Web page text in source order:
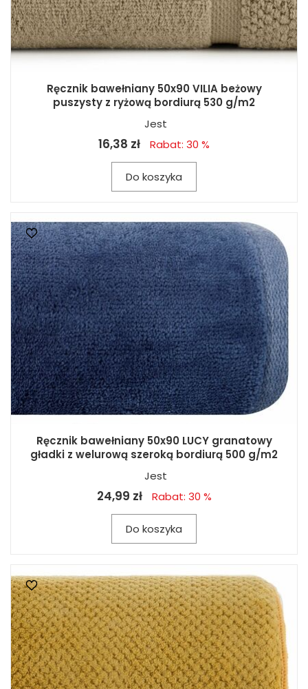
Ręcznik bawełniany 50x90 VILIA beżowy
puszysty z ryżową bordiurą 530 g/m2
Jest
16,38 zł Rabat: 30 %
Do koszyka
Ręcznik bawełniany 50x90 LUCY granatowy
gładki z welurową szeroką bordiurą 500 g/m2
Jest
24,99 zł Rabat: 30 %
Do koszyka